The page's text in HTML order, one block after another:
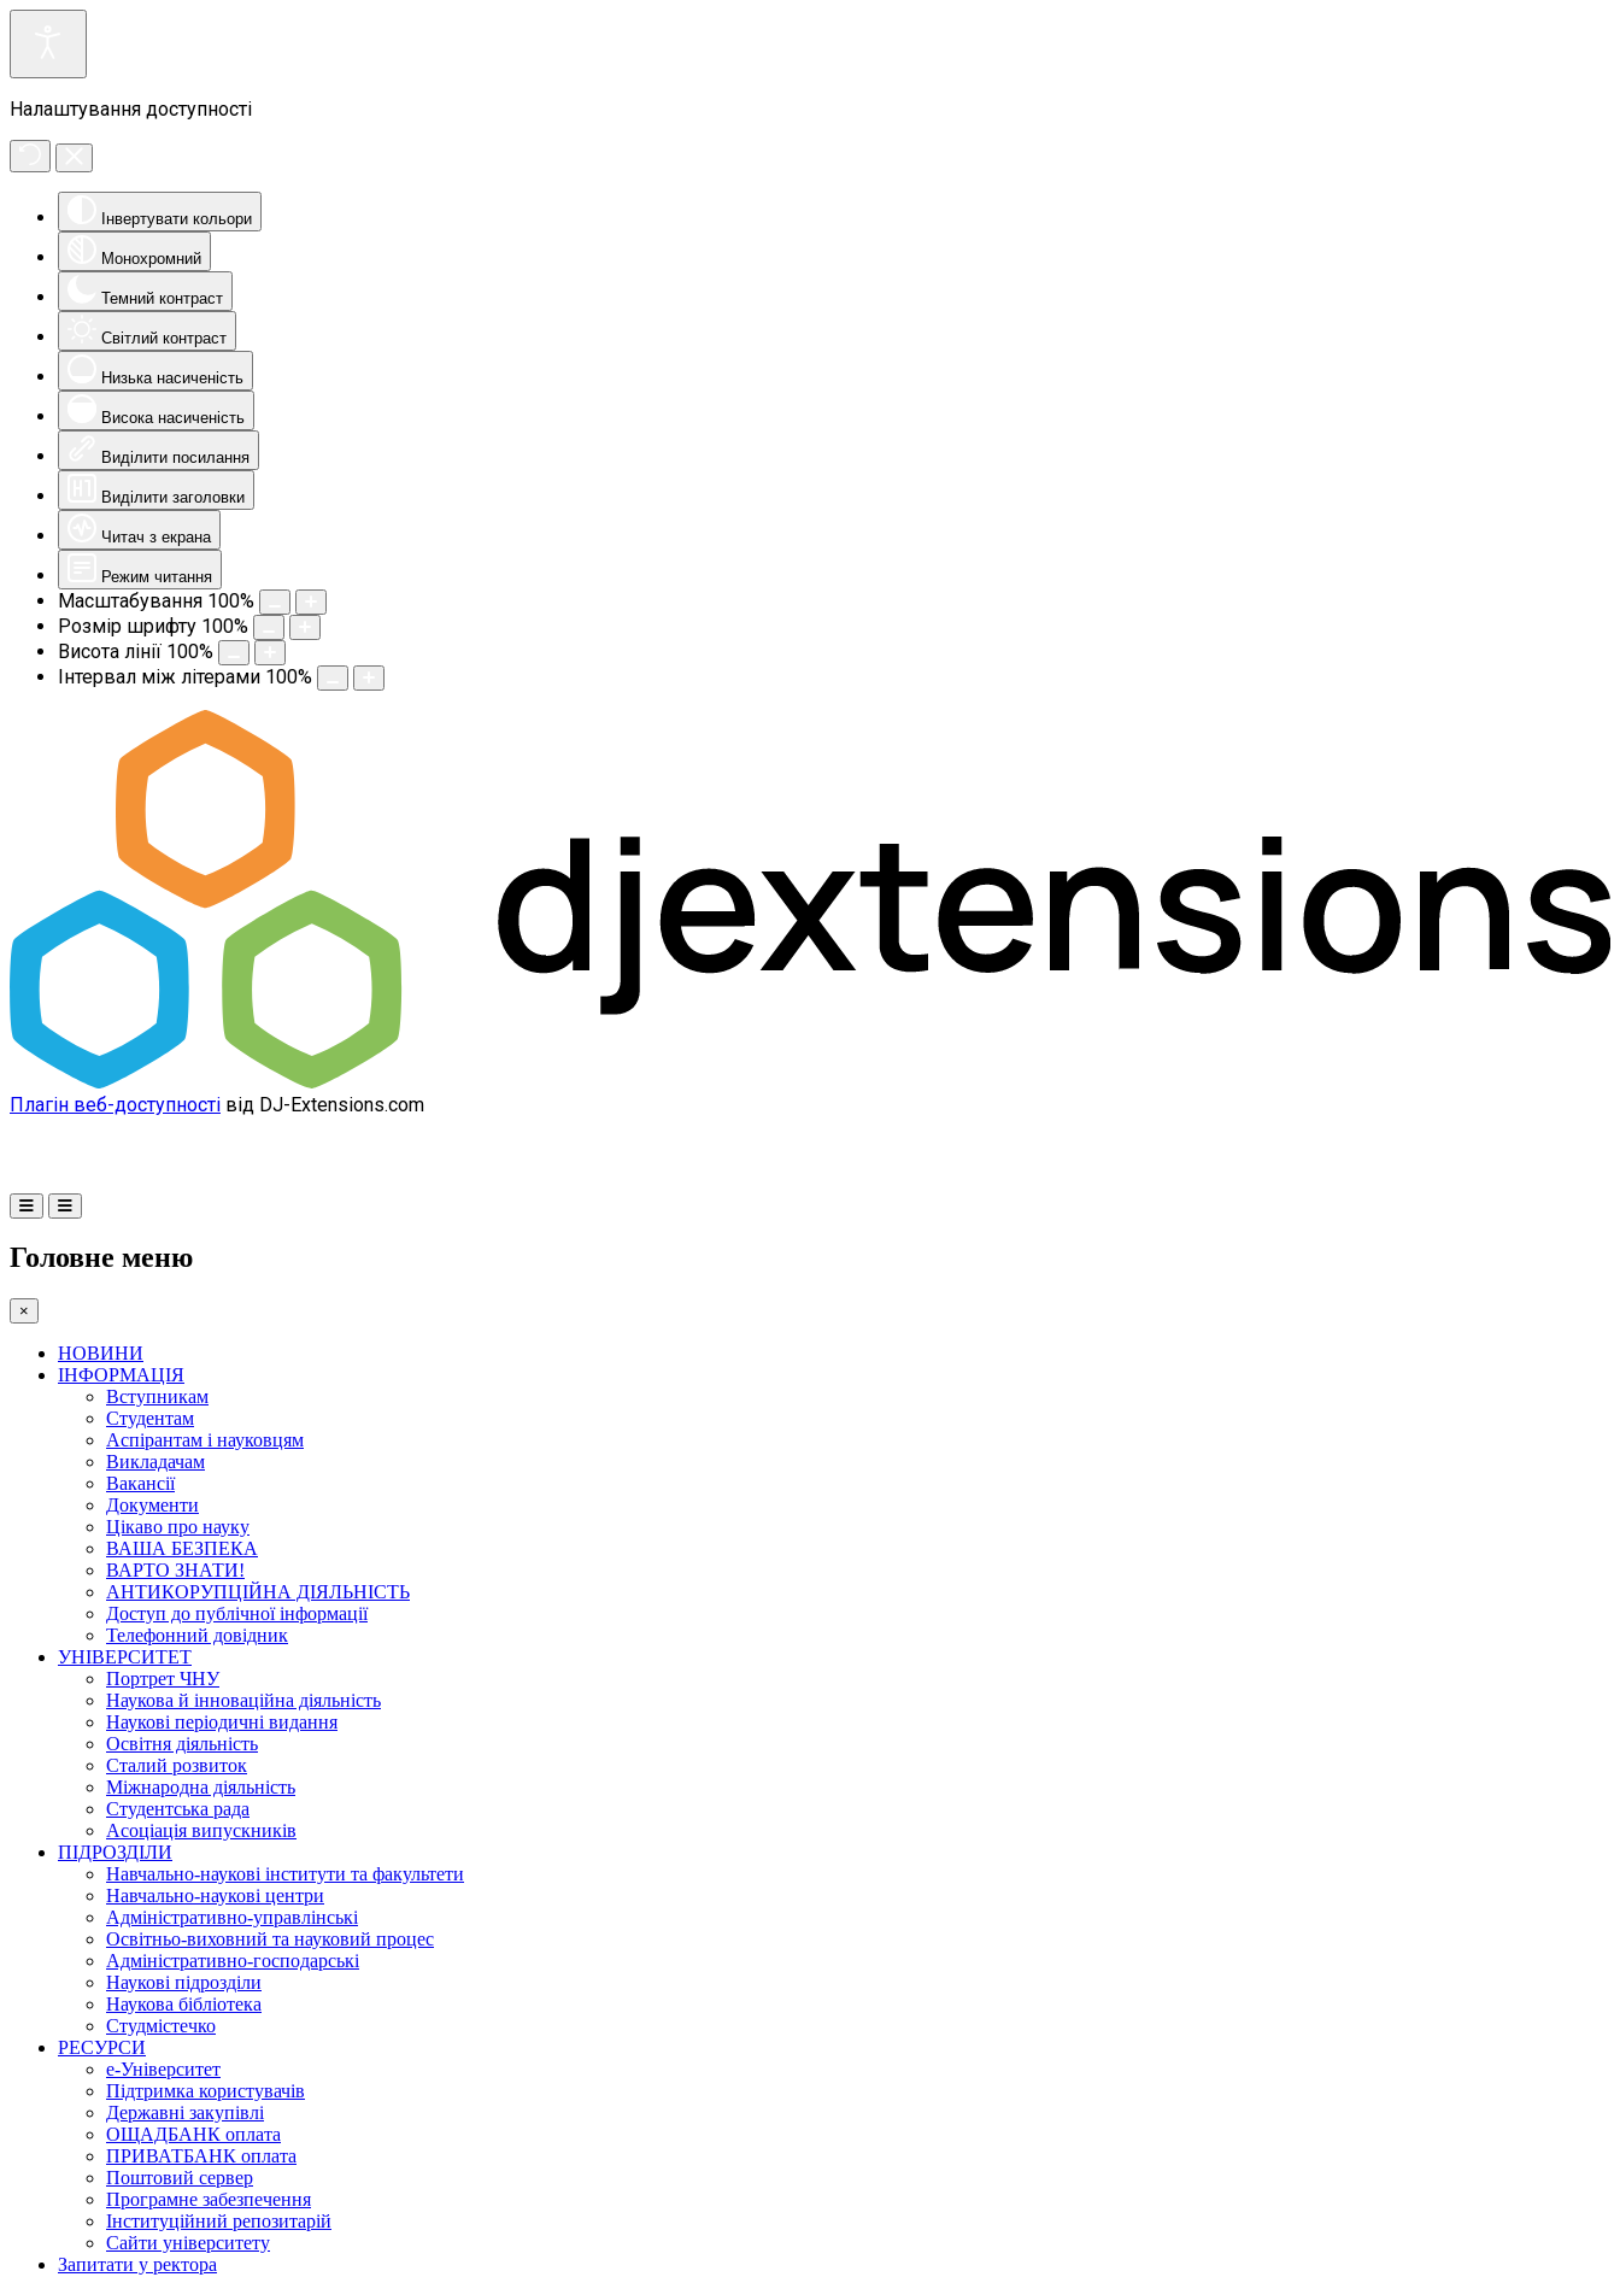
Налаштування доступності
Інвертувати кольори
Монохромний
Темний контраст
Світлий контраст
Низька насиченість
Висока насиченість
Виділити посилання
Виділити заголовки
Читач з екрана
Режим читання
Масштабування 100%
Розмір шрифту 100%
Висота лінії 100%
Інтервал між літерами 100%
Плагін веб-доступності від DJ-Extensions.com
Головне меню
×
НОВИНИ
ІНФОРМАЦІЯ
Вступникам
Студентам
Аспірантам і науковцям
Викладачам
Вакансії
Документи
Цікаво про науку
ВАША БЕЗПЕКА
ВАРТО ЗНАТИ!
АНТИКОРУПЦІЙНА ДІЯЛЬНІСТЬ
Доступ до публічної інформації
Телефонний довідник
УНІВЕРСИТЕТ
Портрет ЧНУ
Наукова й інноваційна діяльність
Наукові періодичні видання
Освітня діяльність
Сталий розвиток
Міжнародна діяльність
Студентська рада
Асоціація випускників
ПІДРОЗДІЛИ
Навчально-наукові інститути та факультети
Навчально-наукові центри
Адміністративно-управлінські
Освітньо-виховний та науковий процес
Адміністративно-господарські
Наукові підрозділи
Наукова бібліотека
Студмістечко
РЕСУРСИ
е-Університет
Підтримка користувачів
Державні закупівлі
ОЩАДБАНК оплата
ПРИВАТБАНК оплата
Поштовий сервер
Програмне забезпечення
Інституційний репозитарій
Сайти університету
Запитати у ректора